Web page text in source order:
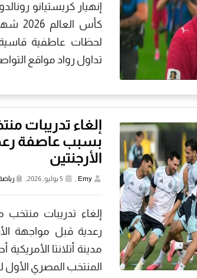
إنهيار كريستيانو
لحظات عاطفية
تداول رواد مواقع
إلغاء تدريبات
بسبب عاصفة
الأرجنتين
Emy
, 5 يوليو, 2026,
إلغاء تدريبات
رعدية قبل مواجهة
مدينة أتلانتا
المنتخب المصري الأول